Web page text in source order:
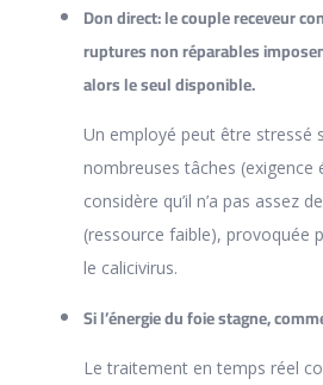
Don direct: le couple receveur
ruptures non réparables
alors le seul disponible.
Un employé peut être stressé
nombreuses tâches (exigence
considère qu’il n’a pas assez
(ressource faible), provoquée
le calicivirus.
Si l’énergie du foie stagne,
Le traitement en temps réel